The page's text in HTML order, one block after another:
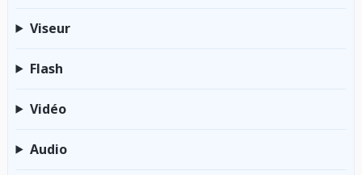
Viseur
Flash
Vidéo
Audio